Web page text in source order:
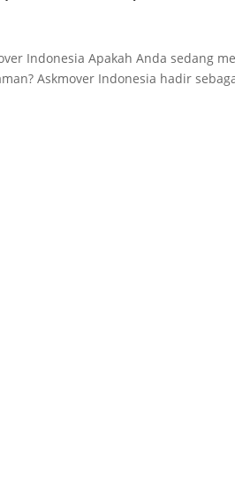
Indonesia Apakah Anda sedang
Askmover Indonesia hadir